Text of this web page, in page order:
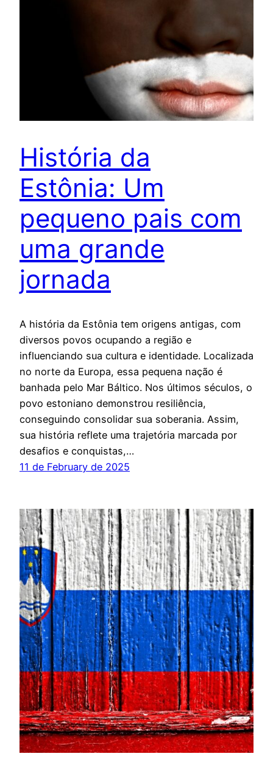
História da
Estônia: Um
pequeno pais com
uma grande
jornada
A história da Estônia tem origens antigas, com
diversos povos ocupando a região e
influenciando sua cultura e identidade. Localizada
no norte da Europa, essa pequena nação é
banhada pelo Mar Báltico. Nos últimos séculos, o
povo estoniano demonstrou resiliência,
conseguindo consolidar sua soberania. Assim,
sua história reflete uma trajetória marcada por
desafios e conquistas,…
11 de February de 2025